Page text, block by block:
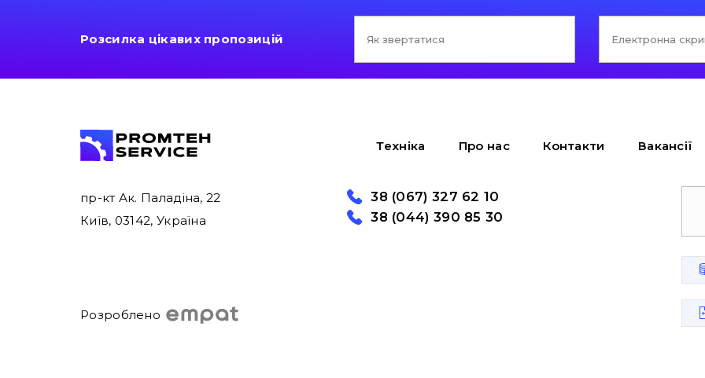
Розсилка цікавих пропозицій
Техніка Про нас Контакти Вакансії
пр-кт Ак. Паладіна, 22
Київ, 03142, Україна
Розроблено
38 (067) 327 62 10
38 (044) 390 85 30